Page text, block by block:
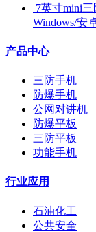
7英寸mini
Windows/安
产品中心
三防手机
防爆手机
公网对讲机
防爆平板
三防平板
功能手机
行业应用
石油化工
公共安全